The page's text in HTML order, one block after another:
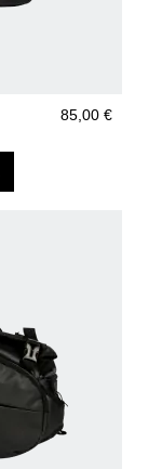
85,00 €